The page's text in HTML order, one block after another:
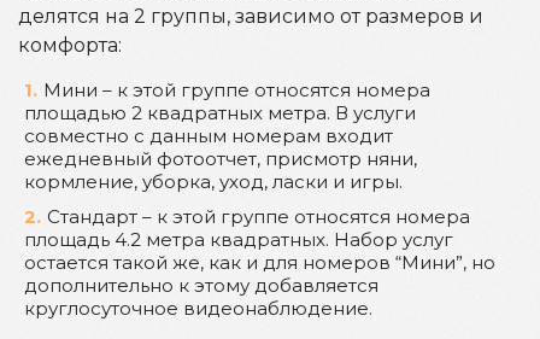
делятся на 2 группы, зависимо от размеров и
комфорта:
Мини – к этой группе относятся номера
площадью 2 квадратных метра. В услуги
совместно с данным номерам входит
ежедневный фотоотчет, присмотр няни,
кормление, уборка, уход, ласки и игры.
Стандарт – к этой группе относятся номера
площадь 4.2 метра квадратных. Набор услуг
остается такой же, как и для номеров “Мини”, но
дополнительно к этому добавляется
круглосуточное видеонаблюдение.